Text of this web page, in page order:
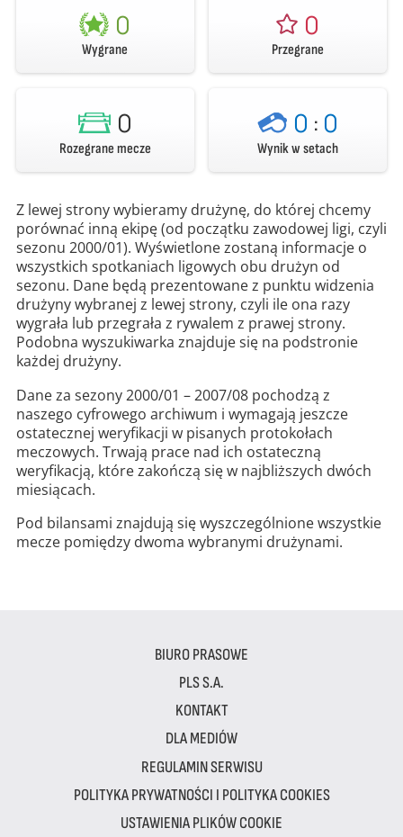
0
Wygrane
0
Przegrane
0
Rozegrane mecze
0 : 0
Wynik w setach
Z lewej strony wybieramy drużynę, do której chcemy
porównać inną ekipę (od początku zawodowej ligi, czyli
sezonu 2000/01). Wyświetlone zostaną informacje o
wszystkich spotkaniach ligowych obu drużyn od
sezonu. Dane będą prezentowane z punktu widzenia
drużyny wybranej z lewej strony, czyli ile ona razy
wygrała lub przegrała z rywalem z prawej strony.
Podobna wyszukiwarka znajduje się na podstronie
każdej drużyny.
Dane za sezony 2000/01 – 2007/08 pochodzą z
naszego cyfrowego archiwum i wymagają jeszcze
ostatecznej weryfikacji w pisanych protokołach
meczowych. Trwają prace nad ich ostateczną
weryfikacją, które zakończą się w najbliższych dwóch
miesiącach.
Pod bilansami znajdują się wyszczególnione wszystkie
mecze pomiędzy dwoma wybranymi drużynami.
BIURO PRASOWE
PLS S.A.
KONTAKT
DLA MEDIÓW
REGULAMIN SERWISU
POLITYKA PRYWATNOŚCI I POLITYKA COOKIES
USTAWIENIA PLIKÓW COOKIE